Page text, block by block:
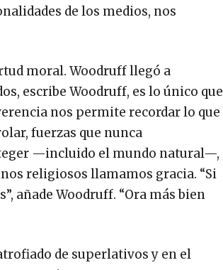
de los medios, nos
moral. Woodruff llegó a
escribe Woodruff, es lo único que
nos permite recordar lo que
fuerzas que nunca
—incluido el mundo natural—,
religiosos llamamos gracia. “Si
añade Woodruff. “Ora más bien
de superlativos y en el